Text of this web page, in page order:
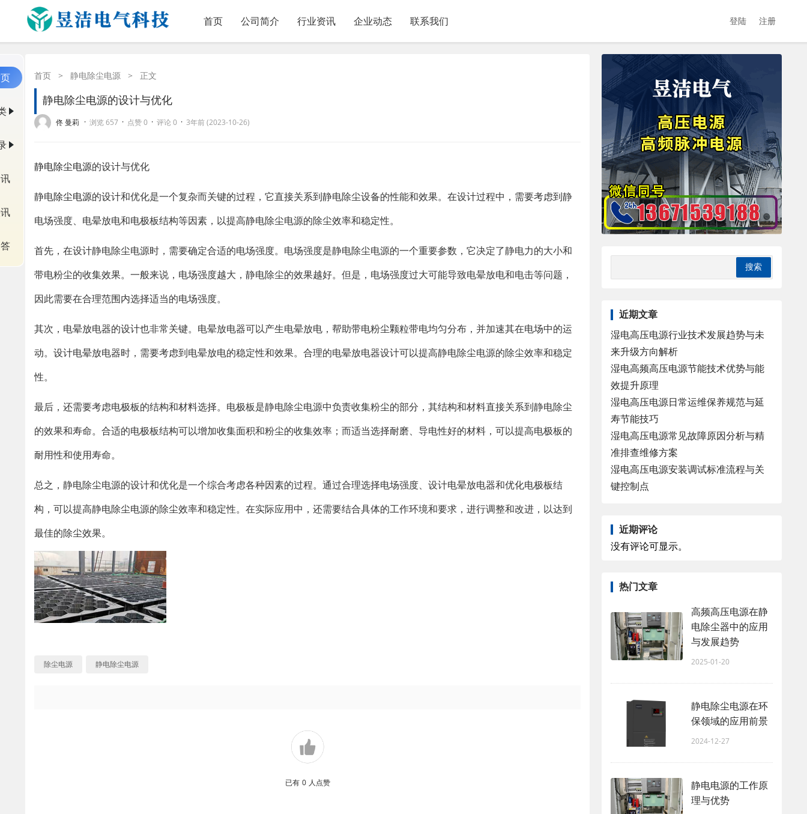
首页 公司简介 行业资讯 企业动态 联系我们 登陆 注册
首页 > 静电除尘电源 > 正文
静电除尘电源的设计与优化
佟 曼莉 · 浏览 657 · 点赞 0 · 评论 0 · 3年前 (2023-10-26)
静电除尘电源的设计与优化
静电除尘电源的设计和优化是一个复杂而关键的过程，它直接关系到静电除尘设备的性能和效果。在设计过程中，需要考虑到静
电场强度、电晕放电和电极板结构等因素，以提高静电除尘电源的除尘效率和稳定性。
首先，在设计静电除尘电源时，需要确定合适的电场强度。电场强度是静电除尘电源的一个重要参数，它决定了静电力的大小和
带电粉尘的收集效果。一般来说，电场强度越大，静电除尘的效果越好。但是，电场强度过大可能导致电晕放电和电击等问题，
因此需要在合理范围内选择适当的电场强度。
其次，电晕放电器的设计也非常关键。电晕放电器可以产生电晕放电，帮助带电粉尘颗粒带电均匀分布，并加速其在电场中的运
动。设计电晕放电器时，需要考虑到电晕放电的稳定性和效果。合理的电晕放电器设计可以提高静电除尘电源的除尘效率和稳定
性。
最后，还需要考虑电极板的结构和材料选择。电极板是静电除尘电源中负责收集粉尘的部分，其结构和材料直接关系到静电除尘
的效果和寿命。合适的电极板结构可以增加收集面积和粉尘的收集效率；而适当选择耐磨、导电性好的材料，可以提高电极板的
耐用性和使用寿命。
总之，静电除尘电源的设计和优化是一个综合考虑各种因素的过程。通过合理选择电场强度、设计电晕放电器和优化电极板结
构，可以提高静电除尘电源的除尘效率和稳定性。在实际应用中，还需要结合具体的工作环境和要求，进行调整和改进，以达到
最佳的除尘效果。
除尘电源 静电除尘电源
已有 0 人点赞
近期文章
湿电高压电源行业技术发展趋势与未
来升级方向解析
湿电高频高压电源节能技术优势与能
效提升原理
湿电高压电源日常运维保养规范与延
寿节能技巧
湿电高压电源常见故障原因分析与精
准排查维修方案
湿电高压电源安装调试标准流程与关
键控制点
近期评论
没有评论可显示。
热门文章
高频高压电源在静
电除尘器中的应用
与发展趋势
2025-01-20
静电除尘电源在环
保领域的应用前景
2024-12-27
静电电源的工作原
理与优势